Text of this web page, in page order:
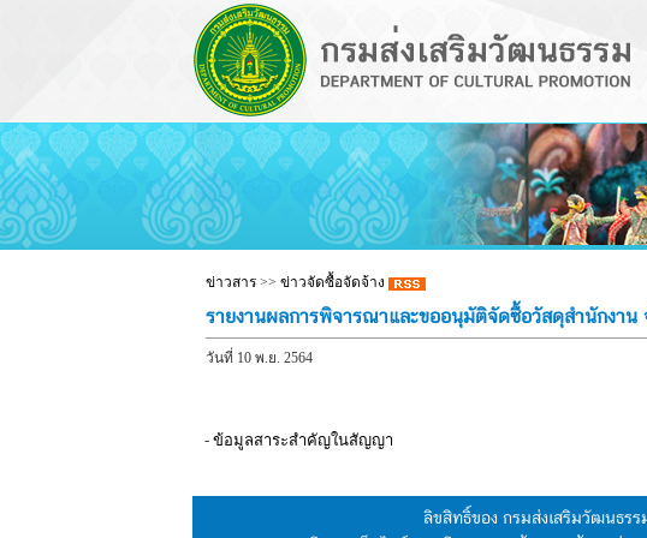
ข่าวสาร >> ข่าวจัดซื้อจัดจ้าง
รายงานผลการพิจารณาและขออนุมัติจัดซื้อวัสดุสำนักงา
วันที่ 10 พ.ย. 2564
- ข้อมูลสาระสำคัญในสัญญา
ลิขสิทธิ์ของ กรมส่งเสริมวัฒนธร